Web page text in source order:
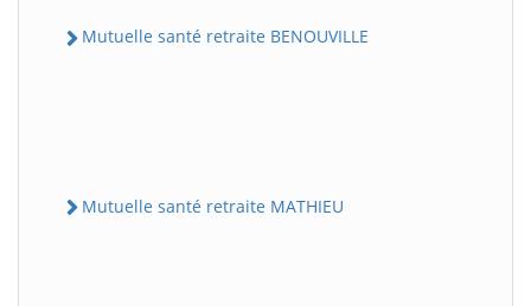
Mutuelle santé retraite BENOUVILLE
Mutuelle santé retraite MATHIEU